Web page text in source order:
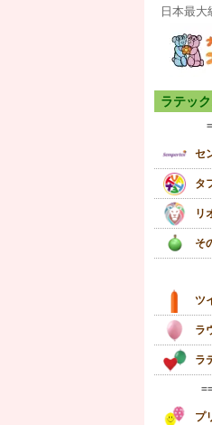
日本最
ラテッ
セ
タ
リ
そ
ツ
ラ
ラ
プ